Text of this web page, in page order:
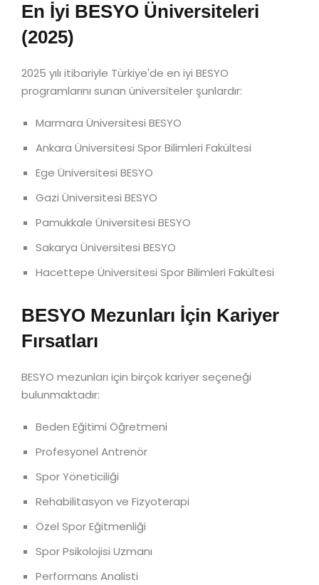
En İyi BESYO Üniversiteleri
(2025)
2025 yılı itibariyle Türkiye'de en iyi BESYO
programlarını sunan üniversiteler şunlardır:
Marmara Üniversitesi BESYO
Ankara Üniversitesi Spor Bilimleri Fakültesi
Ege Üniversitesi BESYO
Gazi Üniversitesi BESYO
Pamukkale Üniversitesi BESYO
Sakarya Üniversitesi BESYO
Hacettepe Üniversitesi Spor Bilimleri Fakültesi
BESYO Mezunları İçin Kariyer
Fırsatları
BESYO mezunları için birçok kariyer seçeneği
bulunmaktadır:
Beden Eğitimi Öğretmeni
Profesyonel Antrenör
Spor Yöneticiliği
Rehabilitasyon ve Fizyoterapi
Özel Spor Eğitmenliği
Spor Psikolojisi Uzmanı
Performans Analisti